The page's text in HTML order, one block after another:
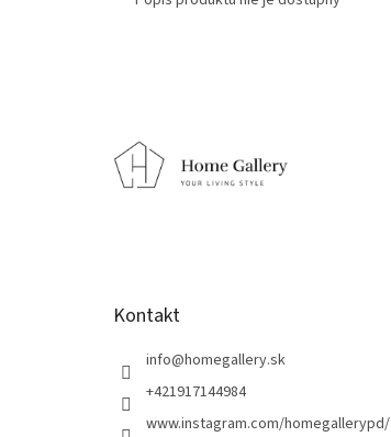
Kontakt
info@homegallery.sk
+421917144984
www.instagram.com/homegallerypd/